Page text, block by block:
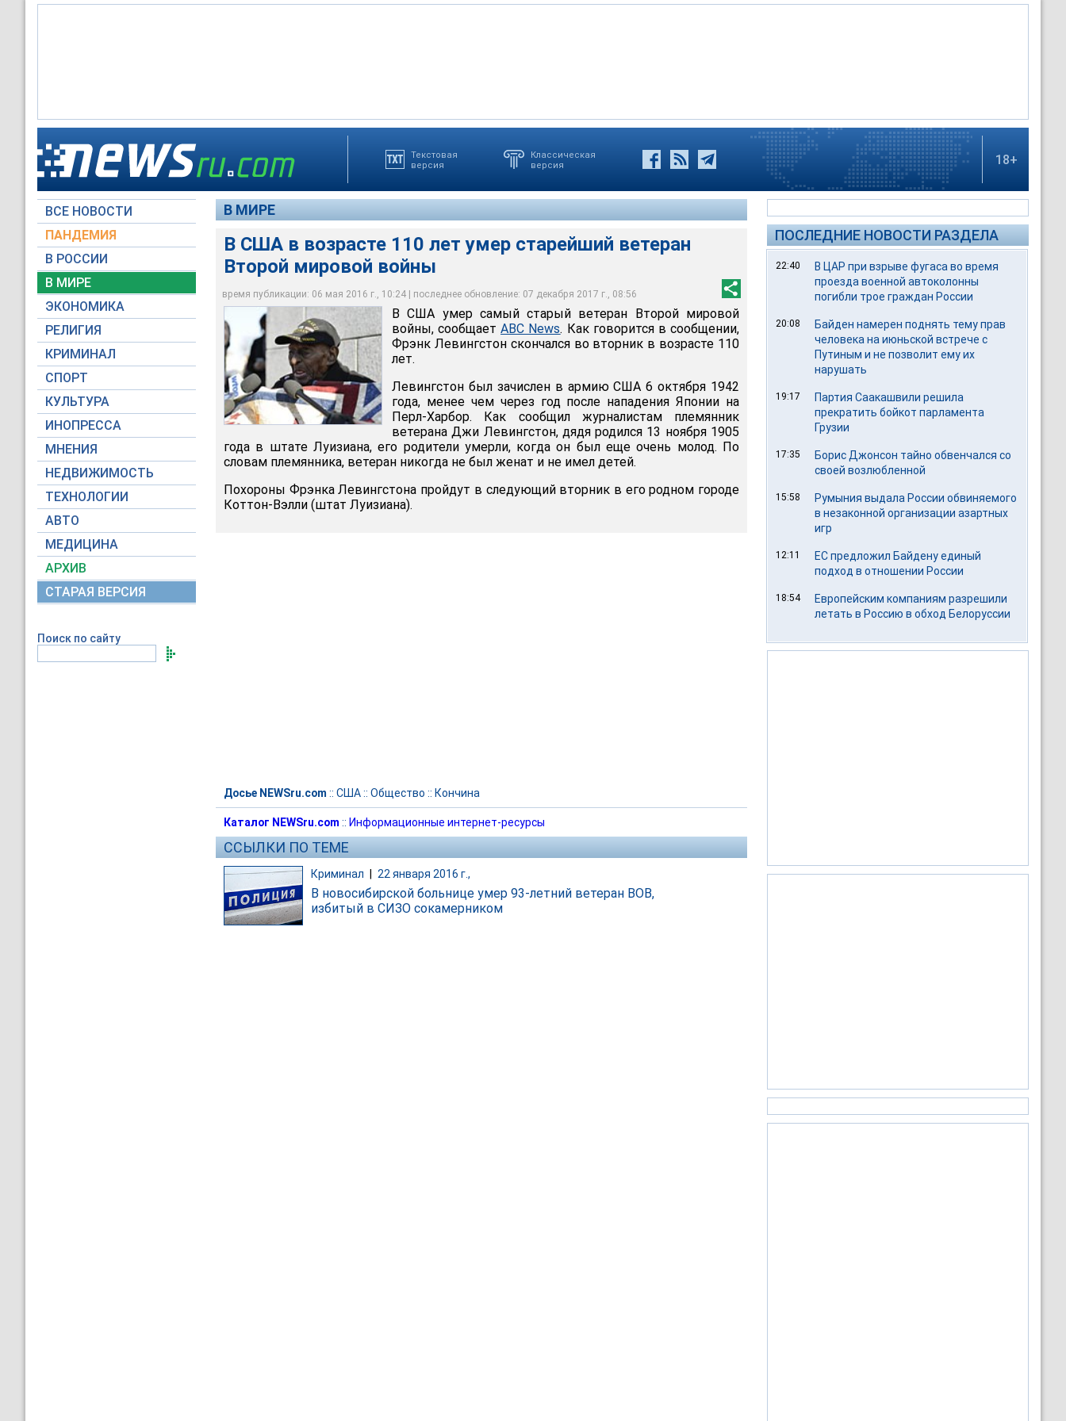
Текстовая
версия
Классическая
версия
18+
ВСЕ НОВОСТИ
ПАНДЕМИЯ
В РОССИИ
В МИРЕ
ЭКОНОМИКА
РЕЛИГИЯ
КРИМИНАЛ
СПОРТ
КУЛЬТУРА
ИНОПРЕССА
МНЕНИЯ
НЕДВИЖИМОСТЬ
ТЕХНОЛОГИИ
АВТО
МЕДИЦИНА
АРХИВ
СТАРАЯ ВЕРСИЯ
Поиск по сайту
В МИРЕ
В США в возрасте 110 лет умер старейший ветеран
Второй мировой войны
время публикации: 06 мая 2016 г., 10:24 | последнее обновление: 07 декабря 2017 г., 08:56
В США умер самый старый ветеран Второй мировой войны, сообщает ABC News. Как
говорится в сообщении, Фрэнк Левингстон скончался во вторник в возрасте 110 лет
Global Look Press
В США умер самый старый ветеран Второй мировой
войны, сообщаетABC News. Как говорится в сообщении,
Фрэнк Левингстон скончался во вторник в возрасте 110
лет.
Левингстон был зачислен в армию США 6 октября 1942
года, менее чем через год после нападения Японии на
Перл-Харбор. Как сообщил журналистам племянник
ветерана Джи Левингстон, дядя родился 13 ноября 1905
года в штате Луизиана, его родители умерли, когда он был еще очень молод. По
словам племянника, ветеран никогда не был женат и не имел детей.
Похороны Фрэнка Левингстона пройдут в следующий вторник в его родном городе
Коттон-Вэлли (штат Луизиана).
Досье NEWSru.com :: США:: Общество :: Кончина
Каталог NEWSru.com :: Информационные интернет-ресурсы
ССЫЛКИ ПО ТЕМЕ
Криминал 22 января 2016 г.,
В новосибирской больнице умер 93-летний ветеран ВОВ,
избитый в СИЗО сокамерником
ПОСЛЕДНИЕ НОВОСТИ РАЗДЕЛА
22:40
В ЦАР при взрыве фугаса во время
проезда военной автоколонны
погибли трое граждан России
20:08
Байден намерен поднять тему прав
человека на июньской встрече с
Путиным и не позволит ему их
нарушать
19:17
Партия Саакашвили решила
прекратить бойкот парламента
Грузии
17:35
Борис Джонсон тайно обвенчался со
своей возлюбленной
15:58
Румыния выдала России обвиняемого
в незаконной организации азартных
игр
12:11
ЕС предложил Байдену единый
подход в отношении России
18:54
Европейским компаниям разрешили
летать в Россию в обход Белоруссии